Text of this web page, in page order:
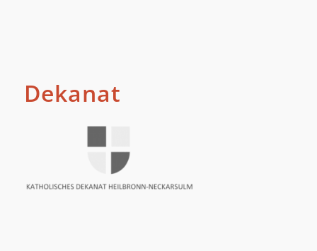
Dekanat